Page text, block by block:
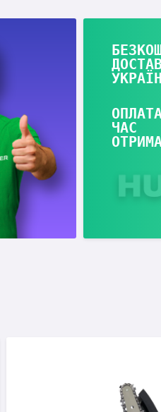
ЧАС